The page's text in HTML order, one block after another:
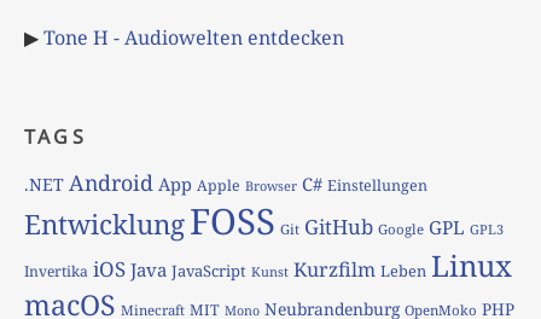
▶Tone H - Audiowelten entdecken
TAGS
.NET Android App Apple Browser C# Einstellungen
EntwicklungFOSS Git GitHub Google GPL GPL3
Invertika iOS Java JavaScript Kunst Kurzfilm Leben Linux
macOS Minecraft MIT Mono Neubrandenburg OpenMoko PHP